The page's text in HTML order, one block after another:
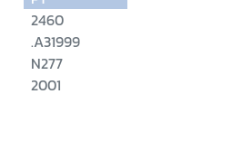
2460
.A31999
N277
2001